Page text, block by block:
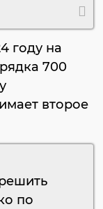
году на
700
второе
по